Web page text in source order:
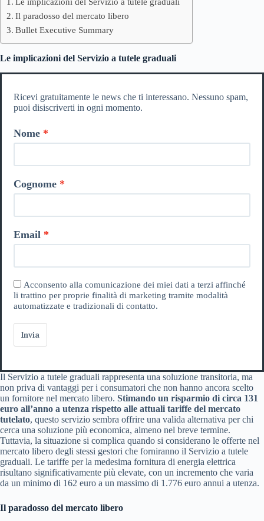
Il paradosso del mercato libero
Bullet Executive Summary
Le implicazioni del Servizio a tutele graduali
Ricevi gratuitamente le news che ti interessano. Nessuno spam,
puoi disiscriverti in ogni momento.
Nome
Cognome
Email
Acconsento alla comunicazione dei miei dati a terzi affinché
li trattino per proprie finalità di marketing tramite modalità
automatizzate e tradizionali di contatto.
Invia
Il Servizio a tutele graduali rappresenta una soluzione transitoria, ma
non priva di vantaggi per i consumatori che non hanno ancora scelto
un fornitore nel mercato libero. Stimando un risparmio di circa 131
euro all’anno a utenza rispetto alle attuali tariffe del mercato
tutelato, questo servizio sembra offrire una valida alternativa per chi
cerca una soluzione più economica, almeno nel breve termine.
Tuttavia, la situazione si complica quando si considerano le offerte nel
mercato libero degli stessi gestori che forniranno il Servizio a tutele
graduali. Le tariffe per la medesima fornitura di energia elettrica
risultano significativamente più elevate, con un incremento che varia
da un minimo di 162 euro a un massimo di 1.776 euro annui a utenza.
Il paradosso del mercato libero